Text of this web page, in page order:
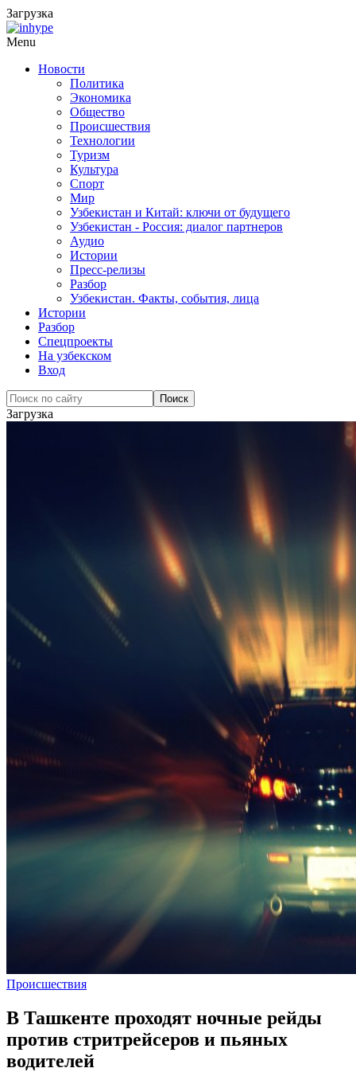
Загрузка
Menu
Новости
Политика
Экономика
Общество
Происшествия
Технологии
Туризм
Культура
Спорт
Мир
Узбекистан и Китай: ключи от будущего
Узбекистан - Россия: диалог партнеров
Аудио
Истории
Пресс-релизы
Разбор
Узбекистан. Факты, события, лица
Истории
Разбор
Спецпроекты
На узбекском
Вход
Загрузка
Происшествия
В Ташкенте проходят ночные рейды
против стритрейсеров и пьяных
водителей